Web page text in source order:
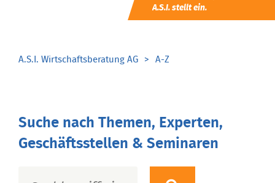
A.S.I. stellt ein.
A.S.I. Wirtschaftsberatung AG A-Z
Suche nach Themen, Experten,
Geschäftsstellen & Seminaren